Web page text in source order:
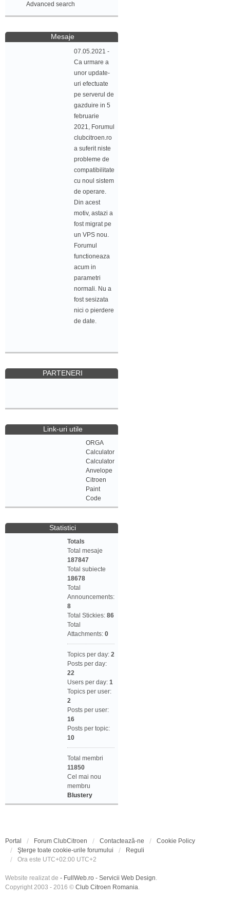
Advanced search
Mesaje
07.05.2021 -
Ca urmare a
unor update-
uri efectuate
pe serverul de
gazduire in 5
februarie
2021, Forumul
clubcitroen.ro
a suferit niste
probleme de
compatibilitate
cu noul sistem
de operare.
Din acest
motiv, astazi a
fost migrat pe
un VPS nou.
Forumul
functioneaza
acum in
parametri
normali. Nu a
fost sesizata
nici o pierdere
de date.
PARTENERI
Link-uri utile
ORGA
Calculator
Calculator
Anvelope
Citroen
Paint
Code
Statistici
Totals
Total mesaje
187847
Total subiecte
18678
Total
Announcements:
8
Total Stickies: 86
Total
Attachments: 0
Topics per day: 2
Posts per day:
22
Users per day: 1
Topics per user:
2
Posts per user:
16
Posts per topic:
10
Total membri
11850
Cel mai nou
membru
Blustery
Portal Forum ClubCitroen Contactează-ne
Cookie Policy
Şterge toate cookie-urile forumului
Reguli
Ora este UTC+02:00 UTC+2
Website realizat de - FullWeb.ro - Servicii Web Design.
Copyright 2003 - 2016 © Club Citroen Romania.